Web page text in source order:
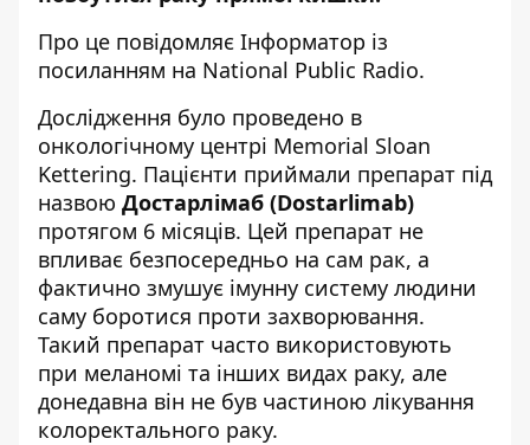
Про це повідомляє Інформатор із
посиланням на National Public Radio.
Дослідження було проведено в
онкологічному центрі Memorial Sloan
Kettering. Пацієнти приймали препарат під
назвою Достарлімаб (Dostarlimab)
протягом 6 місяців. Цей препарат не
впливає безпосередньо на сам рак, а
фактично змушує імунну систему людини
саму боротися проти захворювання.
Такий препарат часто використовують
при меланомі та інших видах раку, але
донедавна він не був частиною лікування
колоректального раку.